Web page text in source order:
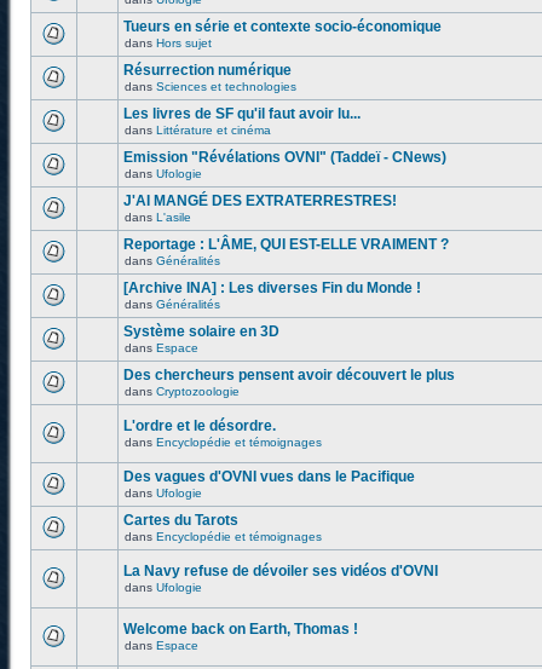
Tueurs en série et contexte socio-économique
dans Hors sujet
Résurrection numérique
dans Sciences et technologies
Les livres de SF qu'il faut avoir lu...
dans Littérature et cinéma
Emission "Révélations OVNI" (Taddeï - CNews)
dans Ufologie
J'AI MANGÉ DES EXTRATERRESTRES!
dans L'asile
Reportage : L'ÂME, QUI EST-ELLE VRAIMENT ?
dans Généralités
[Archive INA] : Les diverses Fin du Monde !
dans Généralités
Système solaire en 3D
dans Espace
Des chercheurs pensent avoir découvert le plus
dans Cryptozoologie
L'ordre et le désordre.
dans Encyclopédie et témoignages
Des vagues d'OVNI vues dans le Pacifique
dans Ufologie
Cartes du Tarots
dans Encyclopédie et témoignages
La Navy refuse de dévoiler ses vidéos d'OVNI
dans Ufologie
Welcome back on Earth, Thomas !
dans Espace